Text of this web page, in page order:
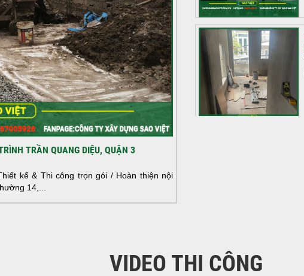
TRẦN QUANG DIỆU, QUẬN 3
kế & Thi công trọn gói / Hoàn thiện nội
14,...
VIDEO THI CÔNG